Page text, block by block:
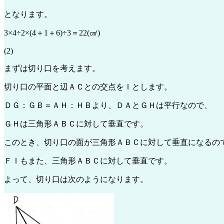
となります。
3×4÷2×(4＋1＋6)÷3＝22(㎤)
(2)
まずは切り口を考えます。
切り口の平面と辺ＡＣとの交点をＩとします。
ＤＧ：ＧＢ＝ＡＨ：ＨＢより、ＤＡとＧＨは平行なので、
ＧＨは三角形ＡＢＣに対して垂直です。
このとき、切り口の面が三角形ＡＢＣに対して垂直になるの
ＦＩもまた、三角形ＡＢＣに対して垂直です。
よって、切り口は次のようになります。